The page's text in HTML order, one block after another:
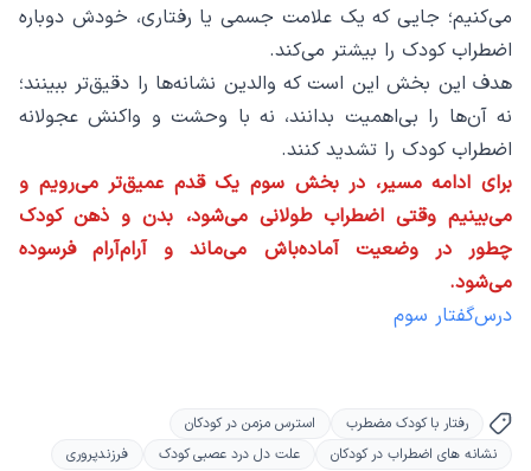
می‌کنیم؛ جایی که یک علامت جسمی یا رفتاری، خودش دوباره
اضطراب کودک را بیشتر می‌کند.
هدف این بخش این است که والدین نشانه‌ها را دقیق‌تر ببینند؛
نه آن‌ها را بی‌اهمیت بدانند، نه با وحشت و واکنش عجولانه
اضطراب کودک را تشدید کنند.
برای ادامه مسیر، در بخش سوم یک قدم عمیق‌تر می‌رویم و
می‌بینیم وقتی اضطراب طولانی می‌شود، بدن و ذهن کودک
چطور در وضعیت آماده‌باش می‌ماند و آرام‌آرام فرسوده
می‌شود.
درس‌گفتار سوم
رفتار با کودک مضطرب
استرس مزمن در کودکان
نشانه های اضطراب در کودکان
علت دل درد عصبی کودک فرزندپروری